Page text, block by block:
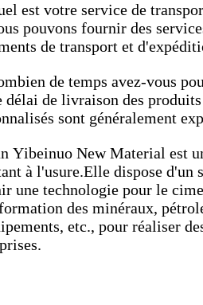
est votre service de
pouvons fournir des
de transport et
de temps avez-vous
délai de livraison des
sont généralement
Yibeinuo New Material est
à l'usure.Elle dispose d'un
une technologie pour le
des minéraux,
etc., pour réaliser